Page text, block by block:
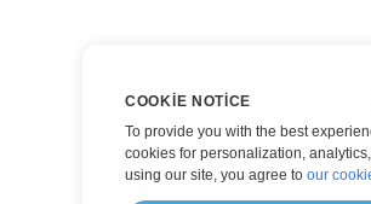
COOKIE NOTICE
To provide you with the best
cookies for personalization,
using our site, you agree to our